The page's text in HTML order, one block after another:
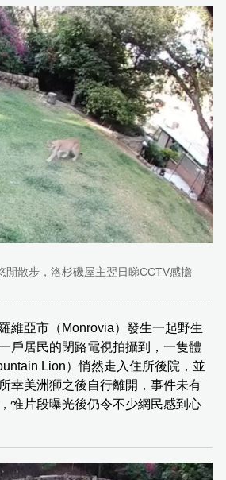
閒散步，洛杉磯屋主翌日睇CCTV感擔
維亞市（Monrovia）發生一起野生
戶居民的閉路電視拍攝到，一隻體
Lion）悄然走入住所後院，並
幸美洲獅之後自行離開，事件未有
惟片段曝光後仍令不少網民感到心